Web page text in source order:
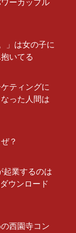
ーカップル
」は女の子に
いてる
ティングに
った人間は
？
業するのは
ウンロード
西園寺コン